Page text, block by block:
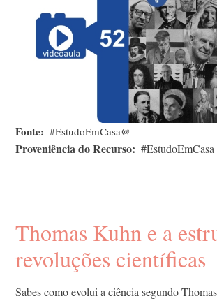
Fonte #EstudoEmCasa@
Proveniência do Recurso
Thomas Kuhn e a
revoluções científicas
Sabes como evolui a ciência segundo